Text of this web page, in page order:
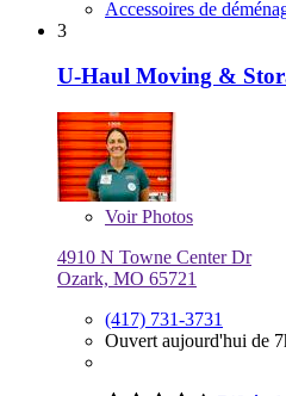
Accessoires de
3
U-Haul Moving &
VoirPhotos
4910 N Towne Center Dr
Ozark, MO 65721
(417) 731-3731
Ouvert aujourd'hui de